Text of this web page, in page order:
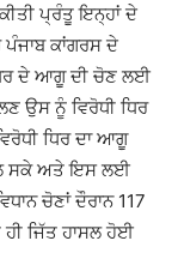
ਪ੍ਰੰਤੂ ਇਨ੍ਹਾਂ ਦੇ
ਪੰਜਾਬ ਕਾਂਗਰਸ ਦੇ
ਦੇ ਆਗੂ ਦੀ ਚੋਣ ਲਈ
ਉਸ ਨੂੰ ਵਿਰੋਧੀ ਧਿਰ
ਧਿਰ ਦਾ ਆਗੂ
ਸਕੇ ਅਤੇ ਇਸ ਲਈ
ਚੋਣਾਂ ਦੌਰਾਨ 117
ਹੀ ਜਿੱਤ ਹਾਸਲ ਹੋਈ